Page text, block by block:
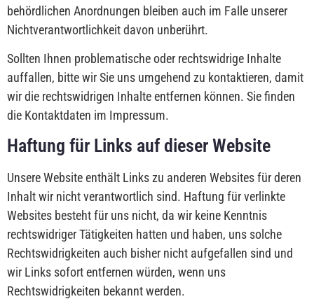
behördlichen Anordnungen bleiben auch im Falle unserer
Nichtverantwortlichkeit davon unberührt.
Sollten Ihnen problematische oder rechtswidrige Inhalte
auffallen, bitte wir Sie uns umgehend zu kontaktieren, damit
wir die rechtswidrigen Inhalte entfernen können. Sie finden
die Kontaktdaten im Impressum.
Haftung für Links auf dieser Website
Unsere Website enthält Links zu anderen Websites für deren
Inhalt wir nicht verantwortlich sind. Haftung für verlinkte
Websites besteht für uns nicht, da wir keine Kenntnis
rechtswidriger Tätigkeiten hatten und haben, uns solche
Rechtswidrigkeiten auch bisher nicht aufgefallen sind und
wir Links sofort entfernen würden, wenn uns
Rechtswidrigkeiten bekannt werden.